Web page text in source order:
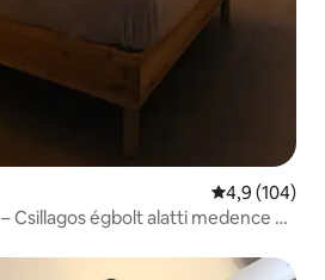
Átlagos
4,9 (104)
Csillagos égbolt alatti medence és